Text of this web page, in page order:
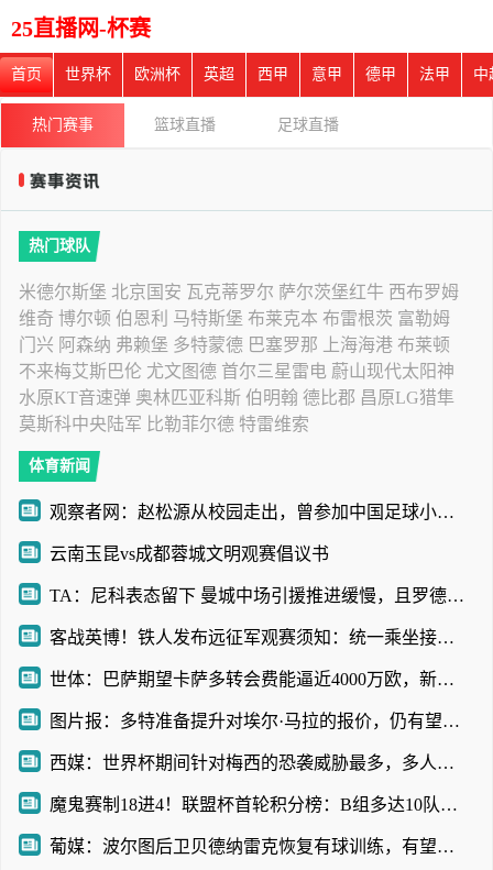
25直播网-杯赛
首页 世界杯 欧洲杯 英超 西甲 意甲 德甲 法甲 中
热门赛事 篮球直播 足球直播
热门球队
米德尔斯堡 北京国安 瓦克蒂罗尔 萨尔茨堡红牛 西布罗姆
维奇 博尔顿 伯恩利 马特斯堡 布莱克本 布雷根茨 富勒姆
门兴 阿森纳 弗赖堡 多特蒙德 巴塞罗那 上海海港 布莱顿
不来梅艾斯巴伦 尤文图德 首尔三星雷电 蔚山现代太阳神
水原KT音速弹 奥林匹亚科斯 伯明翰 德比郡 昌原LG猎隼
莫斯科中央陆军 比勒菲尔德 特雷维索
体育新闻
观察者网：赵松源从校园走出，曾参加中国足球小将项目
云南玉昆vs成都蓉城文明观赛倡议书
TA：尼科表态留下 曼城中场引援推进缓慢，且罗德里等多人或离队
客战英博！铁人发布远征军观赛须知：统一乘坐接驳车前往体育场
世体：巴萨期望卡萨多转会费能逼近4000万欧，新月不愿满足
图片报：多特准备提升对埃尔·马拉的报价，仍有望和科隆达成协议
西媒：世界杯期间针对梅西的恐袭威胁最多，多人扬言要炸弹袭击
魔鬼赛制18进4！联盟杯首轮积分榜：B组多达10队3分！迈阿密第三
葡媒：波尔图后卫贝德纳雷克恢复有球训练，有望赶上葡超赛季首战